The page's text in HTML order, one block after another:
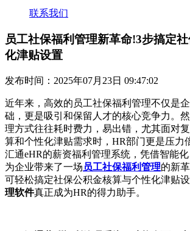
联系我们
员工社保福利管理新革命!3步搞定
化津贴设置
发布时间：2025年07月23日 09:47:02
近年来，高效的员工社保福利管理不仅是
础，更是吸引和保留人才的核心竞争力。
理方式往往耗时费力，易出错，尤其面对
算和个性化津贴需求时， HR部门更是压力
汇通eHR的薪资福利管理系统，凭借智能化
为企业带来了一场 员工社保福利管理的新
可轻松搞定社保公积金核算与个性化津贴
理软件真正成为HR的得力助手。